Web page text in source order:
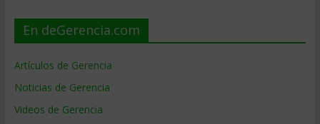
En deGerencia.com
Artículos de Gerencia
Noticias de Gerencia
Videos de Gerencia